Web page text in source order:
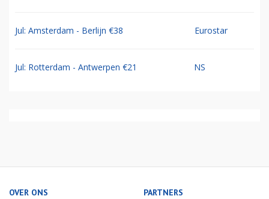
Jul: Amsterdam - Berlijn €38 Eurostar
Jul: Rotterdam - Antwerpen €21 NS
OVER ONS PARTNERS